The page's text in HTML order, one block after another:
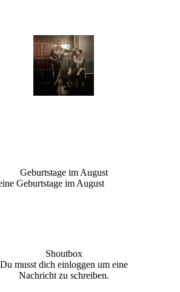
Geburtstage im August
Geburtstage im August
Shoutbox
Du musst dich einloggen um eine
Nachricht zu schreiben.